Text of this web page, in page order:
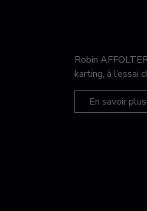
Robin
karting, à l’essai
En savoir plus